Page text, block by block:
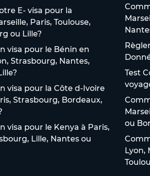
E- visa pour la
Paris, Toulouse,
ou Lille?
visa pour le Bénin en
Strasbourg, Nantes,
visa pour la Côte d-Ivoire
Strasbourg, Bordeaux,
visa pour le Kenya à Paris,
Lille, Nantes ou
Test
ou
Lyon,